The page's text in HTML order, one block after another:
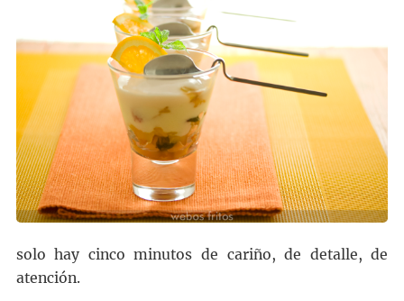
solo hay cinco minutos de cariño, de detalle, de
atención.